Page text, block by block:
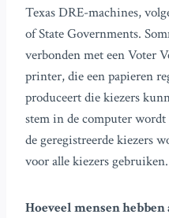
Texas DRE-machines,
of State Governments.
verbonden met een Voter
printer, die een papieren
produceert die kiezers
stem in de computer
de geregistreerde kiezers
voor alle kiezers gebruiken.
Hoeveel mensen hebben